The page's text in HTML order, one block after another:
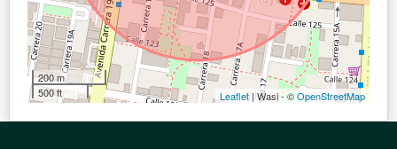
200 m
500 ft
Leaflet | Wasi - ©OpenStreetMap